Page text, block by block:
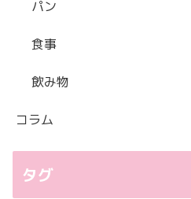
パン
食事
飲み物
コラム
タグ